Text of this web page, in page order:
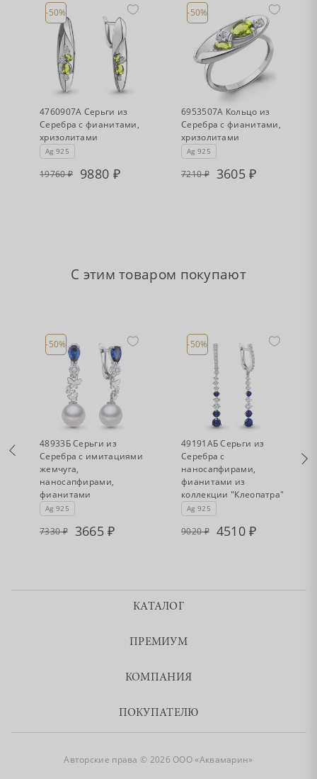
-50%
Есть в наличии
4760907А Серьги из
Серебра с фианитами,
хризолитами
Ag 925
19760 9880
-50%
Есть в наличии
6953507А Кольцо из
Серебра с фианитами,
хризолитами
Ag 925
7210 3605
С этим товаром покупают
-50%
Есть в наличии
48933Б Серьги из
Серебра с имитациями
жемчуга,
наносапфирами,
фианитами
Ag 925
7330 3665
-50%
Есть в наличии
49191АБ Серьги из
Серебра с
наносапфирами,
фианитами из
коллекции "Клеопатра"
Ag 925
9020 4510
КАТАЛОГ
ПРЕМИУМ
КОМПАНИЯ
ПОКУПАТЕЛЮ
Авторские права © 2026 ООО «Аквамарин»